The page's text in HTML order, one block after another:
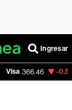
Ingresar
-0.56%